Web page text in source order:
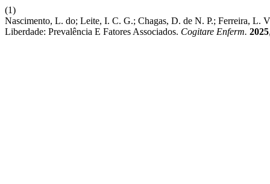
(1)
Nascimento, L. do; Leite, I. C. G.; Chagas, D. de N. P.; Ferreira,
Liberdade: Prevalência E Fatores Associados. Cogitare Enferm. 2025